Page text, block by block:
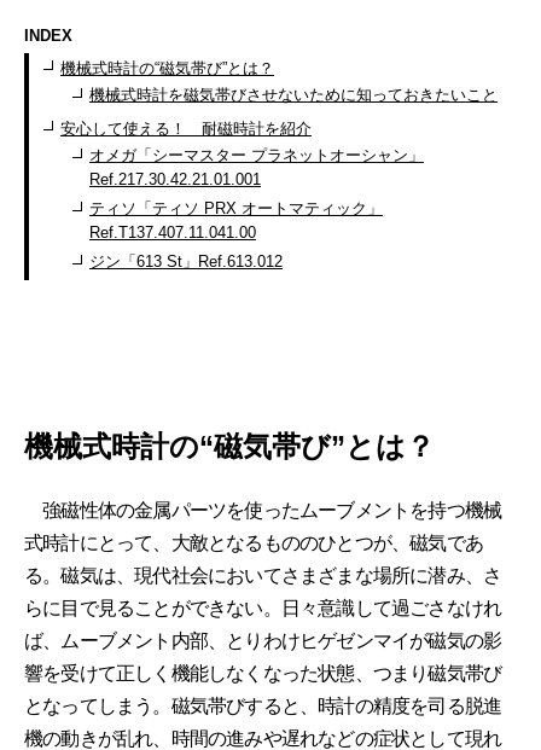
INDEX
機械式時計の“磁気帯び”とは？
機械式時計を磁気帯びさせないために知っておきたいこと
安心して使える！ 耐磁時計を紹介
オメガ「シーマスター プラネットオーシャン」
Ref.217.30.42.21.01.001
ティソ「ティソ PRX オートマティック」
Ref.T137.407.11.041.00
ジン「613 St」Ref.613.012
機械式時計の“磁気帯び”とは？
強磁性体の金属パーツを使ったムーブメントを持つ機械
式時計にとって、大敵となるもののひとつが、磁気であ
る。磁気は、現代社会においてさまざまな場所に潜み、さ
らに目で見ることができない。日々意識して過ごさなけれ
ば、ムーブメント内部、とりわけヒゲゼンマイが磁気の影
響を受けて正しく機能しなくなった状態、つまり磁気帯び
となってしまう。磁気帯びすると、時計の精度を司る脱進
機の動きが乱れ、時間の進みや遅れなどの症状として現れ